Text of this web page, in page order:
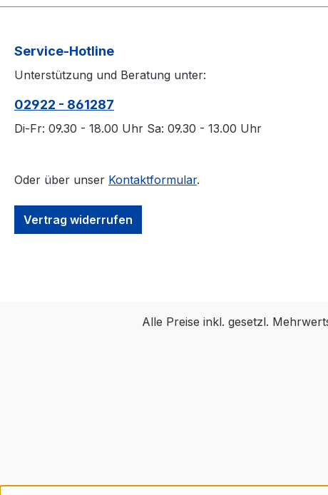
Service-Hotline
Unterstützung und Beratung unter:
02922 - 861287
Di-Fr: 09.30 - 18.00 Uhr Sa: 09.30 - 13.00 Uhr
Oder über unser Kontaktformular.
Vertrag widerrufen
Alle Preise inkl. gesetzl.